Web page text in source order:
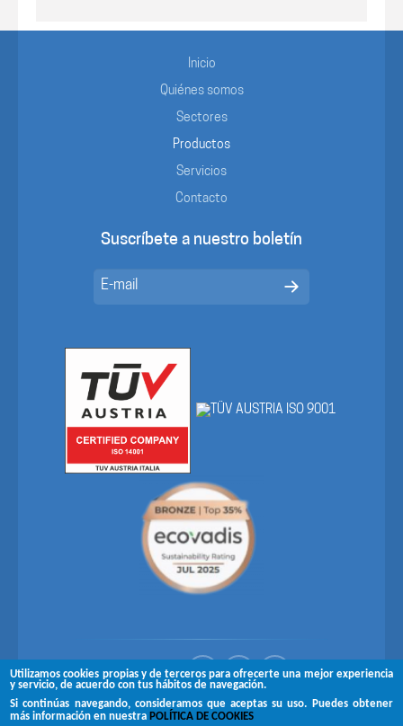
Utilizamos cookies propias y de terceros para ofrecerte una mejor experiencia
y servicio, de acuerdo con tus hábitos de navegación.
Si continúas navegando, consideramos que aceptas su uso. Puedes obtener
más información en nuestra POLÍTICA DE COOKIES
Inicio
Quiénes somos
Sectores
Productos
Servicios
Contacto
Suscríbete a nuestro boletín
Síguenos en
Copyright © 2026 Brugués